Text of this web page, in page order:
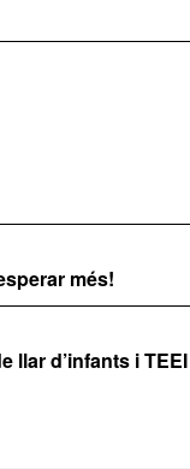
més!
llar d’infants i TEEI